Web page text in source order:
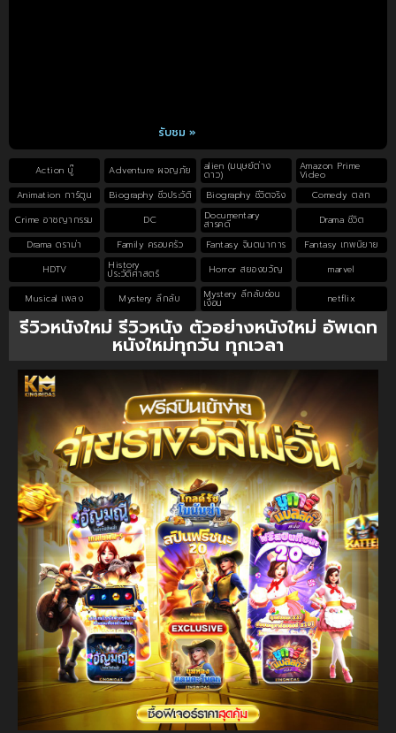
รับชม »
Action บู๊ Adventure ผจญภัย alien (มนุษย์ต่าง
ดาว)
Amazon Prime
Video
Animation การ์ตูน
Biography ชีวประวัติ Biography ชีวิตจริง
Comedy ตลก
Crime อาชญากรรม
DC Documentary
สารคดี
Drama ชีวิต
Drama ดราม่า
Family ครอบครัว Fantasy จินตนาการ
Fantasy เทพนิยาย
HDTV
History
ประวัติศาสตร์ Horror สยองขวัญ marvel
Musical เพลง Mystery ลึกลับ Mystery ลึกลับซ่อน
เงื่อน netflix
รีวิวหนังใหม่ รีวิวหนัง ตัวอย่างหนังใหม่ อัพเดท
หนังใหม่ทุกวัน ทุกเวลา